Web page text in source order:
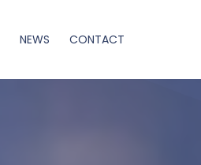
NEWS CONTACT